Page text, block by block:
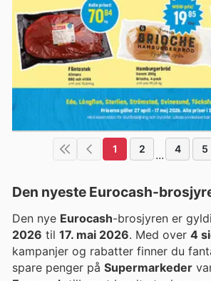
1 2 ... 4 5
Den nyeste Eurocash-
Den nye Eurocash-brosjyren er
2026 til 17. mai 2026. Med over 4
kampanjer og rabatter finner du
spare penger på Supermarkeder